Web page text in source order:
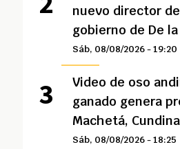
nuevo director
gobierno de De
Sáb, 08/08/2026 - 19:20
Video de oso
ganado genera
Machetá,
Sáb, 08/08/2026 - 18:25